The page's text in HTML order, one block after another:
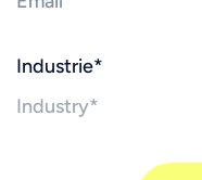
Industrie*